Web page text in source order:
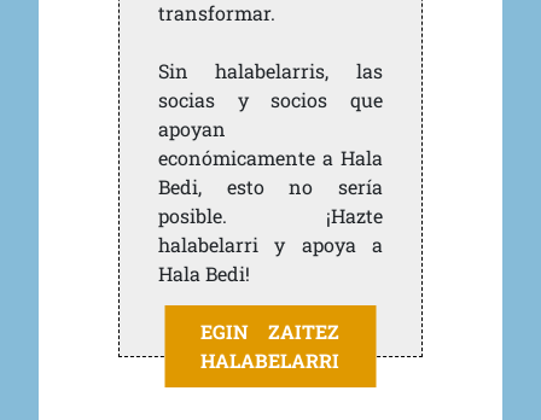
transformar.
Sin halabelarris, las
socias y socios que
apoyan
económicamente a Hala
Bedi, esto no sería
posible. ¡Hazte
halabelarri y apoya a
Hala Bedi!
EGIN ZAITEZ
HALABELARRI